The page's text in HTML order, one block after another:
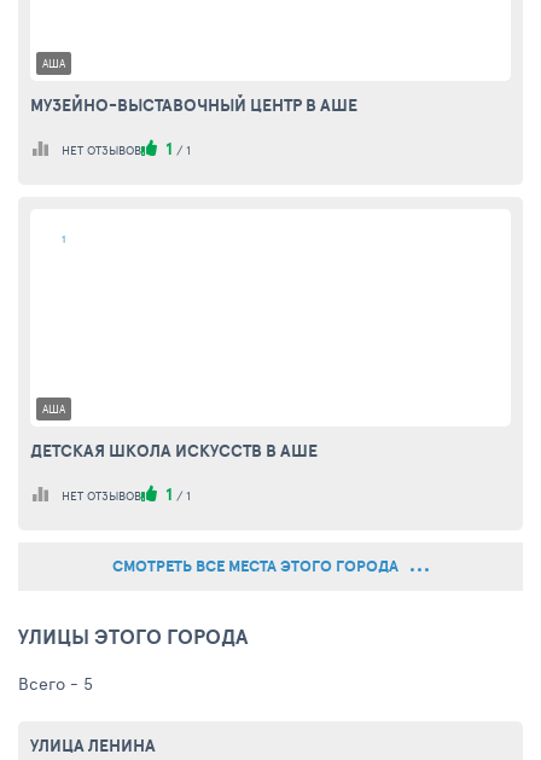
АША
МУЗЕЙНО-ВЫСТАВОЧНЫЙ ЦЕНТР В АШЕ
НЕТ ОТЗЫВОВ 1 / 1
1
АША
ДЕТСКАЯ ШКОЛА ИСКУССТВ В АШЕ
НЕТ ОТЗЫВОВ 1 / 1
СМОТРЕТЬ ВСЕ МЕСТА ЭТОГО ГОРОДА
УЛИЦЫ ЭТОГО ГОРОДА
Всего - 5
УЛИЦА ЛЕНИНА